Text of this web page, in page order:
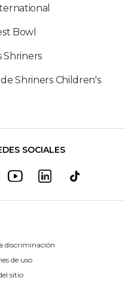
Bowl
Shriners
Shriners Children's
SOCIALES
discriminación
de uso
sitio